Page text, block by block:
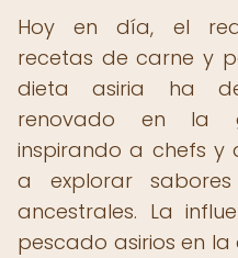
Hoy en día, el
recetas de carne y
dieta asiria ha
renovado en la
inspirando a chefs y
a explorar
ancestrales. La
pescado asirios en